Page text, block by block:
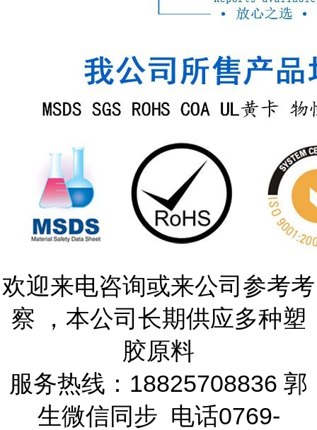
欢迎来电咨询或来公司参考考
察 ，本公司长期供应多种塑
胶原料
服务热线：18825708836 郭
生微信同步 电话0769-